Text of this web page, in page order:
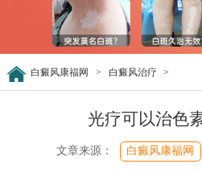
白癜风康福网 > 白癜风治疗 >
光疗可以治色
文章来源： 白癜风康福网